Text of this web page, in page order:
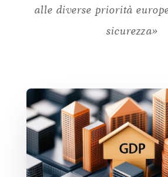
alle diverse priorità
sicurezza»